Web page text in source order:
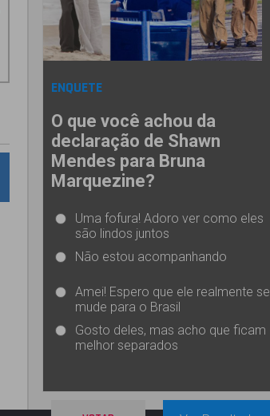
ENQUETE
O que você achou da
declaração de Shawn
Mendes para Bruna
Marquezine?
Uma fofura! Adoro ver como eles
são lindos juntos
Não estou acompanhando
Amei! Espero que ele realmente se
mude para o Brasil
Gosto deles, mas acho que ficam
melhor separados